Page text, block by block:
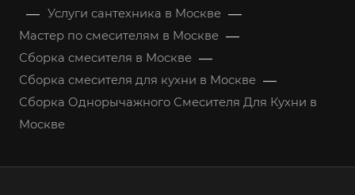
— Услуги сантехника в Москве —
Мастер по смесителям в Москве —
Сборка смесителя в Москве —
Сборка смесителя для кухни в Москве —
Сборка Однорычажного Смесителя Для Кухни в
Москве